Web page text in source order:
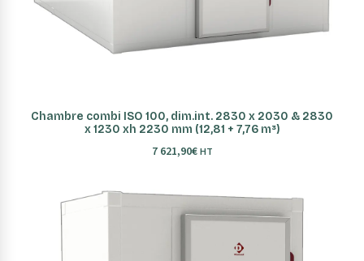
AJOUTER AU PANIER
Chambre combi ISO 100, dim.int. 2830 x 2030 & 2830
x 1230 xh 2230 mm (12,81 + 7,76 m³)
7 621,90€ HT